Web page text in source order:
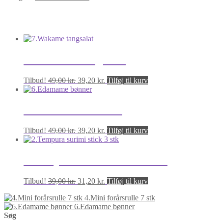
stk
Tilbud! 49,00kr. Den
oprindelige
49,00 kr..
39,20 kr. Den
39,20 kr..
Tilføj til kurv
Tilbud! 49,00kr. Den
oprindelige
49,00 kr..
39,20 kr. Den
aktuelle
39,20 kr..
Tilføj til kurv
Tilbud! 39,00kr. Den
pris
var:
31,20 kr. Den
pris
er:
Tilføj til kurv
4.Mini forårsrulle 7 stk
6.Edamame bønner
Søg